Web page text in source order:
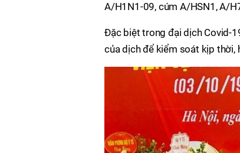
A/H1N1-09, cúm A/HSN1, A/
Đặc biệt trong đại dịch Covid-
của dịch để kiểm soát kịp thời,